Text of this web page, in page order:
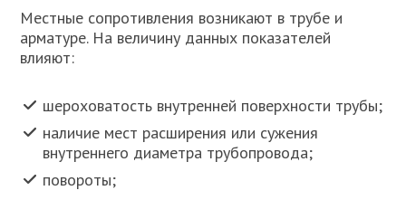
Местные сопротивления возникают в трубе и
арматуре. На величину данных показателей
влияют:
шероховатость внутренней поверхности трубы;
наличие мест расширения или сужения
внутреннего диаметра трубопровода;
повороты;